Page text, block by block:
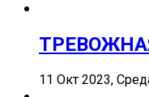
11 Окт 2023,